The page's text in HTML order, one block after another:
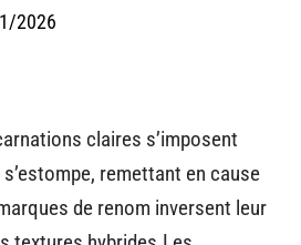
2026
claires s’imposent
remettant en cause
de renom inversent leur